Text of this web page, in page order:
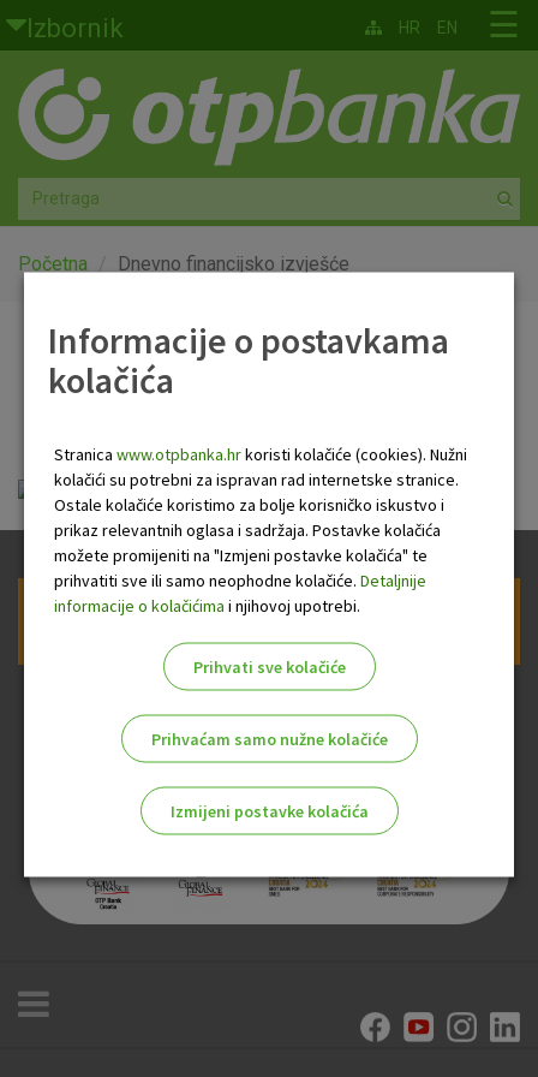
Skoči na glavni sadržaj
Izbornik
Građani
Privatno bankarstvo
Agro
Mala poduzeća i obrtnici
Globalna tržišta
O nama
☰
HR EN
Početna Dnevno financijsko izvješće
Dnevno financijsko
Dnevno financijsko izvješće.pdf
Prijava na newsletter OTP banke
Informacije o postavkama
kolačića
Stranica www.otpbanka.hrkoristi kolačiće (cookies). Nužni
kolačići su potrebni za ispravan rad internetske stranice.
Ostale kolačiće koristimo za bolje korisničko iskustvo i
prikaz relevantnih oglasa i sadržaja. Postavke kolačića
možete promijeniti na "Izmjeni postavke kolačića" te
prihvatiti sve ili samo neophodne kolačiće. Detaljnije
informacije o kolačićima i njihovoj upotrebi.
Prihvati sve kolačiće
Prihvaćam samo nužne kolačiće
Izmijeni postavke kolačića